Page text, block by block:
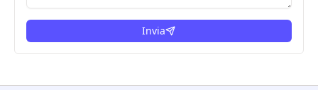
Invia